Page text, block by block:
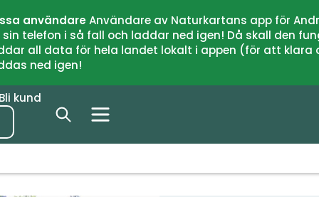
användareAnvändare av Naturkartans app för
telefon i så fall och laddar ned igen! Då skall den
all data för hela landet lokalt i appen (för att
ned igen!
Bli kund